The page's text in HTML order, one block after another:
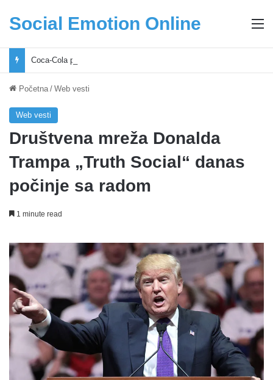
Social Emotion Online
Početna / Web vesti
Web vesti
Društvena mreža Donalda
Trampa „Truth Social“ danas
počinje sa radom
1 minute read